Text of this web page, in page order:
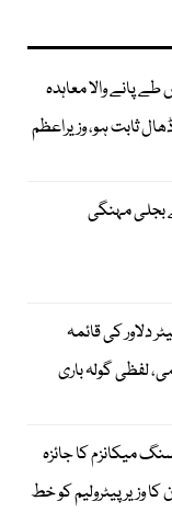
پانے والا معاہدہ
ثابت ہو، وزیراعظم
بجلی مہنگی
دلاور کی قائمہ
لفظی گولہ باری
میکانزم کا جائزہ
کا وزیرپیٹرولیم کو خط